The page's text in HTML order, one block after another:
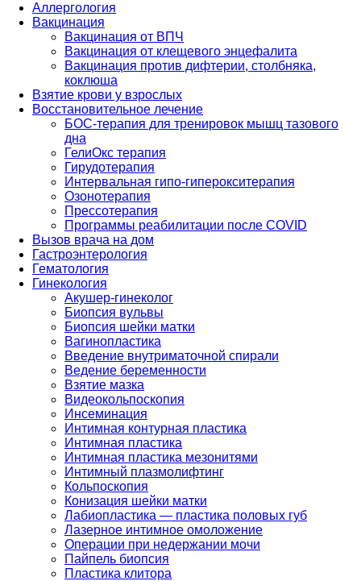
Аллергология
Вакцинация
Вакцинация от ВПЧ
Вакцинация от клещевого энцефалита
Вакцинация против дифтерии, столбняка,
коклюша
Взятие крови у взрослых
Восстановительное лечение
БОС-терапия для тренировок мышц тазового
дна
ГелиОкс терапия
Гирудотерапия
Интервальная гипо-гиперокситерапия
Озонотерапия
Прессотерапия
Программы реабилитации после СOVID
Вызов врача на дом
Гастроэнтерология
Гематология
Гинекология
Акушер-гинеколог
Биопсия вульвы
Биопсия шейки матки
Вагинопластика
Введение внутриматочной спирали
Ведение беременности
Взятие мазка
Видеокольпоскопия
Инсеминация
Интимная контурная пластика
Интимная пластика
Интимная пластика мезонитями
Интимный плазмолифтинг
Кольпоскопия
Конизация шейки матки
Лабиопластика — пластика половых губ
Лазерное интимное омоложение
Операции при недержании мочи
Пайпель биопсия
Пластика клитора